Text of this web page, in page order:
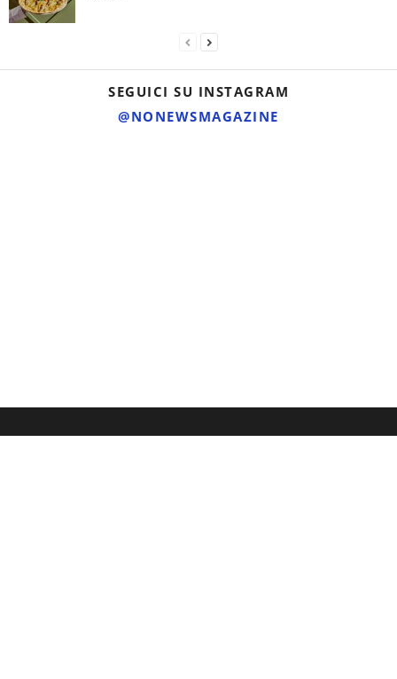
SEGUICI SU INSTAGRAM
@NONEWSMAGAZINE